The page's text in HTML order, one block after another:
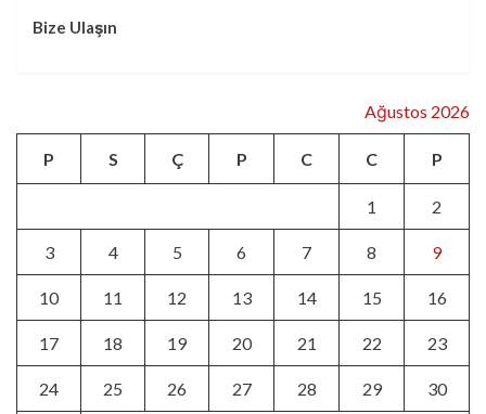
Bize Ulaşın
Ağustos 2026
P S Ç P C C P
1 2
3 4 5 6 7 8 9
10 11 12 13 14 15 16
17 18 19 20 21 22 23
24 25 26 27 28 29 30